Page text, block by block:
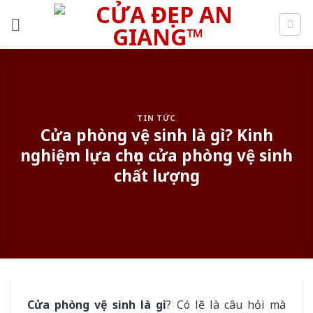
TIN TỨC
Cửa phòng vệ sinh là gì? Kinh
nghiệm lựa chọn cửa phòng vệ sinh
chất lượng
Cửa phòng vệ sinh là gì? Có lẽ là câu hỏi mà